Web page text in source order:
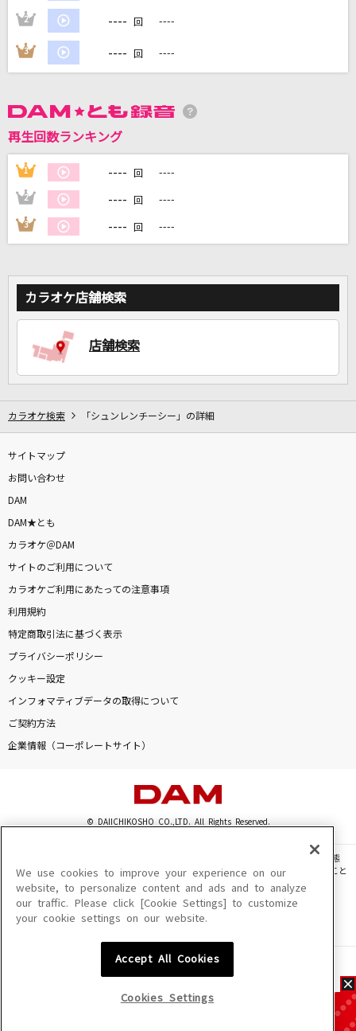
会いたくて 会いたくて
西野カナ
和楽器バンド
若者のすべて
フジファブリック
カラオケをもっと楽しもう！
2 ---- 回 ----
3 ---- 回 ----
再生回数ランキング
1 ---- 回 ----
2 ---- 回 ----
3 ---- 回 ----
カラオケ店舗検索
店舗検索
カラオケ検索 「シュンレンチーシー」の詳細
サイトマップ
お問い合わせ
DAM
DAM★とも
カラオケ＠DAM
サイトのご利用について
カラオケご利用にあたっての注意事項
利用規約
特定商取引法に基づく表示
プライバシーポリシー
クッキー設定
インフォマティブデータの取得について
ご契約方法
企業情報（コーポレートサイト）
© DAIICHIKOSHO CO.,LTD. All Rights Reserved.
このサイトに掲載されている一切の文章・画像・写真・動画・音声等を、手段や形態
を問わず、著作権法の定める範囲を超えて無断で複製、転載、ファイル化などすること
を禁じます。
楽曲及びコンテンツは、機種によりご利用いただけない場合があります。
楽曲及びコンテンツの配信日、配信内容が変更になる場合があります。
We use cookies to improve your experience on our
website, to personalize content and ads and to analyze
our traffic. Please click [Cookie Settings] to customize
your cookie settings on our website.
Accept All Cookies
Cookies Settings